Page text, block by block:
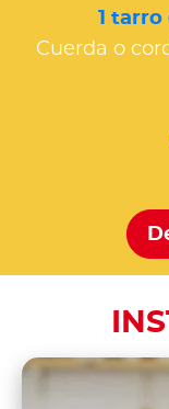
1 tarro
Cuerda o